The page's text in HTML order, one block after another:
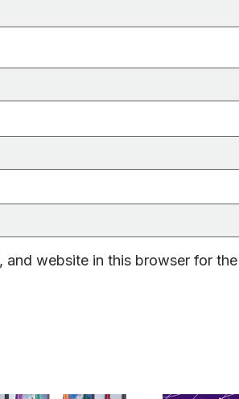
and website in this browser for